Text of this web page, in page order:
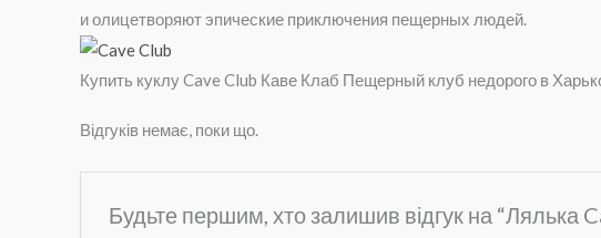
и олицетворяют эпические приключения пещерных людей.
Купить куклу Cave Club Каве Клаб Пещерный клуб недорого в
Відгуків немає, поки що.
Будьте першим, хто залишив відгук на